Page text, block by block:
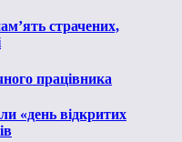
страчених,
працівника
«день відкритих